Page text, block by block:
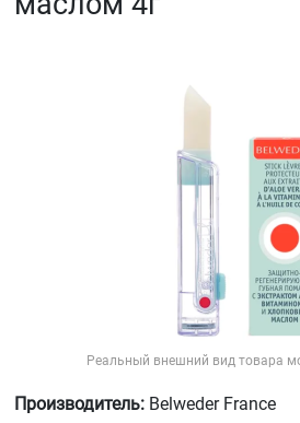
Реальный внешний вид товара
Производитель: Belweder France